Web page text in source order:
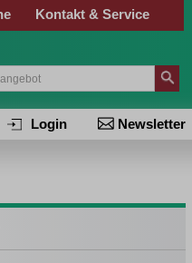
Kontakt & Service
Newsletter
Login